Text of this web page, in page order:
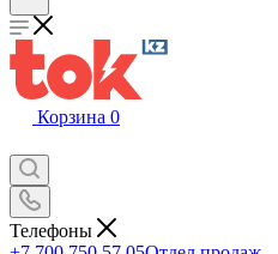
Корзина 0
Телефоны